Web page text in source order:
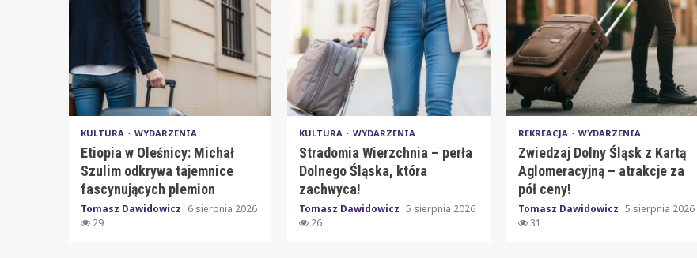
KULTURA WYDARZENIA
Etiopia w Oleśnicy: Michał
Szulim odkrywa tajemnice
fascynujących plemion
Tomasz Dawidowicz 6 sierpnia 2026
29
KULTURA WYDARZENIA
Stradomia Wierzchnia – perła
Dolnego Śląska, która
zachwyca!
Tomasz Dawidowicz 5 sierpnia 2026
26
REKREACJA WYDARZENIA
Zwiedzaj Dolny Śląsk z Kartą
Aglomeracyjną – atrakcje za
pół ceny!
Tomasz Dawidowicz 5 sierpnia 2026
31